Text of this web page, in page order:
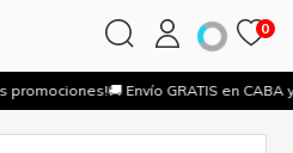
0
promociones!🚚 Envío GRATIS en